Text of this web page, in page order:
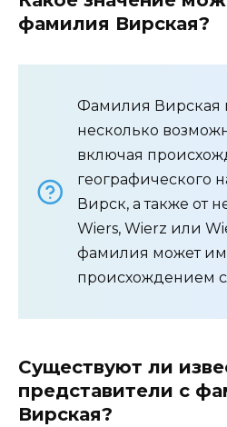
фамилия Вирская?
Фамилия Вирская
несколько
включая
географического
Вирск, а также от
Wiers, Wierz или
фамилия может
происхождением
Существуют ли
представители с
Вирская?